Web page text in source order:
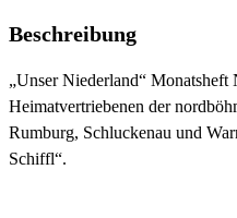
Beschreibung
„Unser Niederland“
Heimatvertriebenen der
Rumburg, Schluckenau und
Schiffl“.